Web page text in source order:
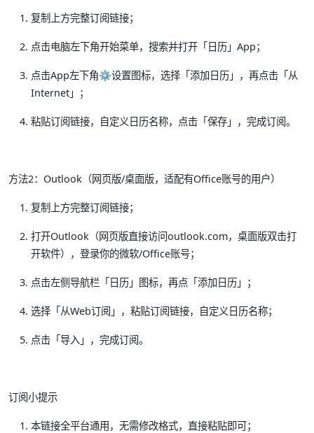
复制上方完整订阅链接；
点击电脑左下角开始菜单，搜索并打开「日历」App；
点击App左下角⚙️设置图标，选择「添加日历」，再点击「从
Internet」；
粘贴订阅链接，自定义日历名称，点击「保存」，完成订阅。
方法2：Outlook（网页版/桌面版，适配有Office账号的用户）
复制上方完整订阅链接；
打开Outlook（网页版直接访问outlook.com，桌面版双击打
开软件），登录你的微软/Office账号；
点击左侧导航栏「日历」图标，再点「添加日历」；
选择「从Web订阅」，粘贴订阅链接，自定义日历名称；
点击「导入」，完成订阅。
订阅小提示
本链接全平台通用，无需修改格式，直接粘贴即可；